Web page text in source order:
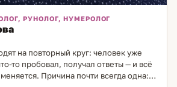
РУНОЛОГ, НУМЕРОЛОГ
на повторный круг: человек уже
то пробовал, получал ответы — и всё
Причина почти всегда одна: